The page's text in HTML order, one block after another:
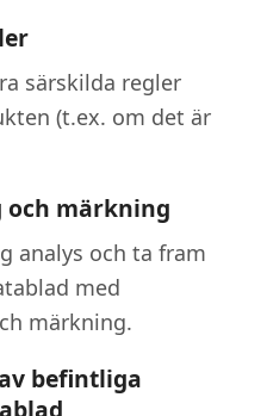
särskilda regler
(t.ex. om det är
och märkning
analys och ta fram
med
märkning.
befintliga